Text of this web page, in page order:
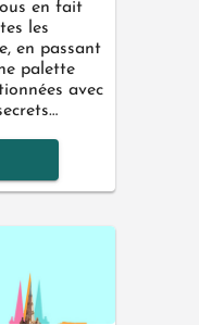
en fait
les
en passant
palette
avec